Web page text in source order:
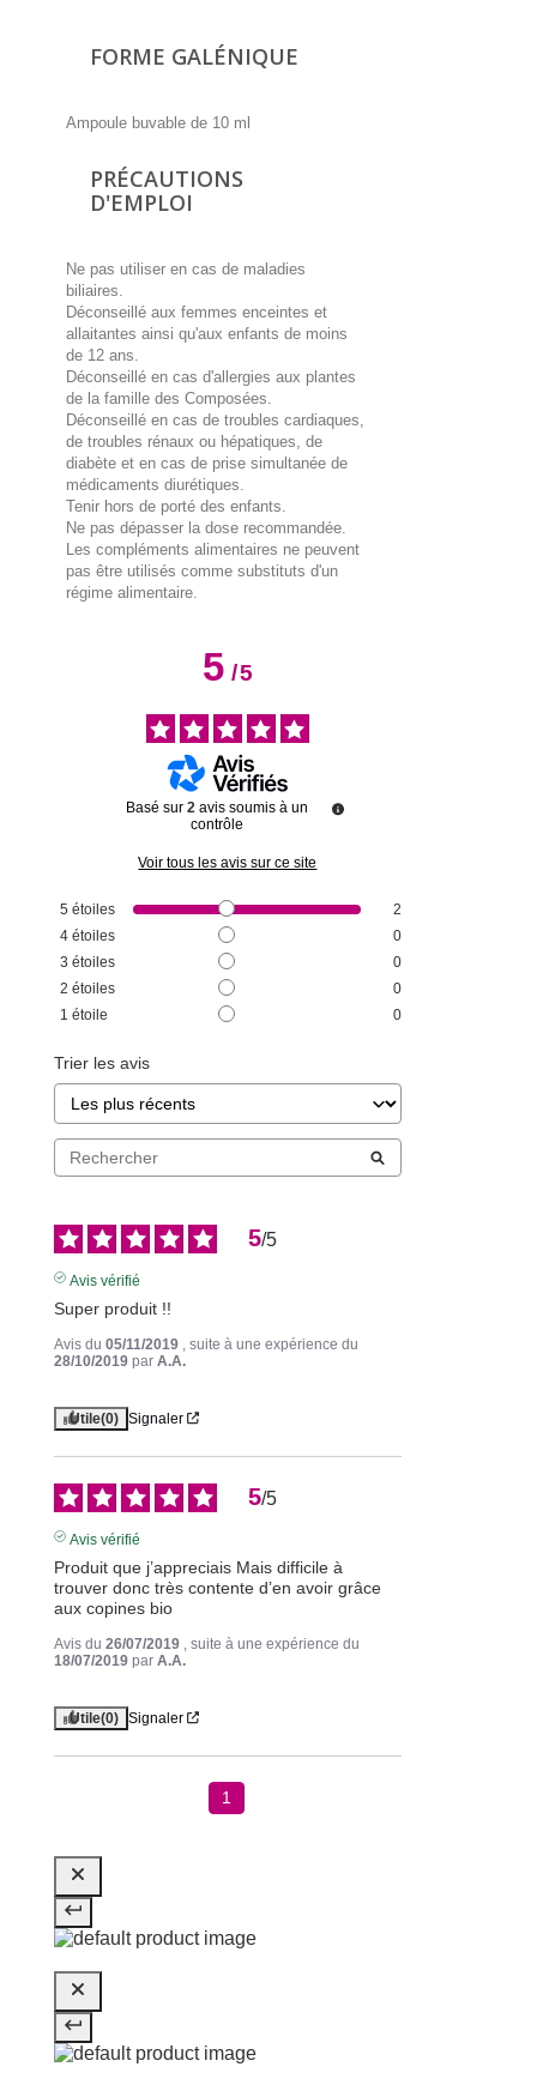
FORME GALÉNIQUE
Ampoule buvable de 10 ml
PRÉCAUTIONS
D'EMPLOI
Ne pas utiliser en cas de maladies
biliaires.
Déconseillé aux femmes enceintes et
allaitantes ainsi qu'aux enfants de moins
de 12 ans.
Déconseillé en cas d'allergies aux plantes
de la famille des Composées.
Déconseillé en cas de troubles cardiaques,
de troubles rénaux ou hépatiques, de
diabète et en cas de prise simultanée de
médicaments diurétiques.
Tenir hors de porté des enfants.
Ne pas dépasser la dose recommandée.
Les compléments alimentaires ne peuvent
pas être utilisés comme substituts d'un
régime alimentaire.
5/5
Basé sur 2 avis soumis à un
contrôle
Voir tous les avis sur ce site
5 étoiles
2
4 étoiles
0
3 étoiles
0
2 étoiles
0
1 étoile 0
Trier les avis
5/5
Avis vérifié
Super produit !!
Avis du 05/11/2019 , suite à une expérience du
28/10/2019 par A.A.
Utile(0) Signaler
5/5
Avis vérifié
Produit que j’appreciais Mais difficile à
trouver donc très contente d’en avoir grâce
aux copines bio
Avis du 26/07/2019 , suite à une expérience du
18/07/2019 par A.A.
Utile(0) Signaler
1